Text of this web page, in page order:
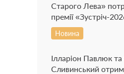
Старого Лева»
премії «Зустріч-
Новина
Ілларіон Павлюк
Сливинський